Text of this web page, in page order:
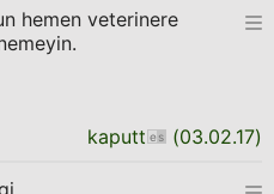
hemen veterinere
kaputt (03.02.17)